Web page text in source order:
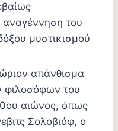
του
μυστικισμού
απάνθισμα
φιλοσόφων του
αιώνος, όπως
Σολoβιόφ, ο